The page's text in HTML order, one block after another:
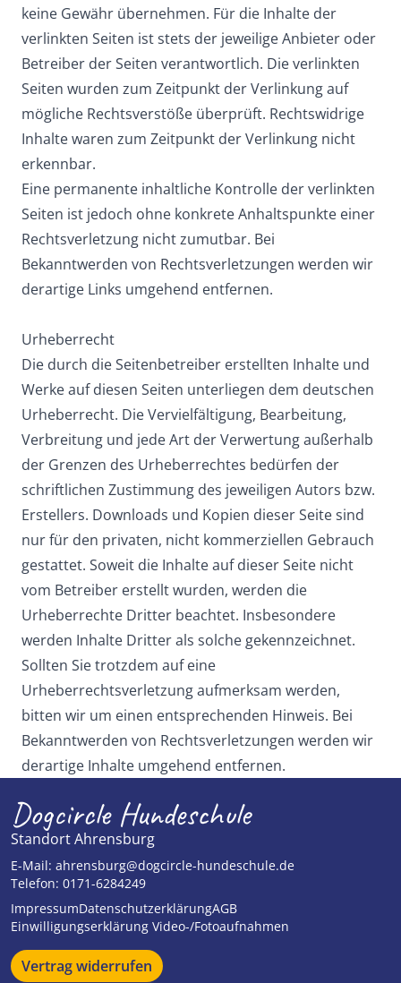
keine Gewähr übernehmen. Für die Inhalte der
verlinkten Seiten ist stets der jeweilige Anbieter oder
Betreiber der Seiten verantwortlich. Die verlinkten
Seiten wurden zum Zeitpunkt der Verlinkung auf
mögliche Rechtsverstöße überprüft. Rechtswidrige
Inhalte waren zum Zeitpunkt der Verlinkung nicht
erkennbar.
Eine permanente inhaltliche Kontrolle der verlinkten
Seiten ist jedoch ohne konkrete Anhaltspunkte einer
Rechtsverletzung nicht zumutbar. Bei
Bekanntwerden von Rechtsverletzungen werden wir
derartige Links umgehend entfernen.
Urheberrecht
Die durch die Seitenbetreiber erstellten Inhalte und
Werke auf diesen Seiten unterliegen dem deutschen
Urheberrecht. Die Vervielfältigung, Bearbeitung,
Verbreitung und jede Art der Verwertung außerhalb
der Grenzen des Urheberrechtes bedürfen der
schriftlichen Zustimmung des jeweiligen Autors bzw.
Erstellers. Downloads und Kopien dieser Seite sind
nur für den privaten, nicht kommerziellen Gebrauch
gestattet. Soweit die Inhalte auf dieser Seite nicht
vom Betreiber erstellt wurden, werden die
Urheberrechte Dritter beachtet. Insbesondere
werden Inhalte Dritter als solche gekennzeichnet.
Sollten Sie trotzdem auf eine
Urheberrechtsverletzung aufmerksam werden,
bitten wir um einen entsprechenden Hinweis. Bei
Bekanntwerden von Rechtsverletzungen werden wir
derartige Inhalte umgehend entfernen.
Dogcircle Hundeschule
Standort Ahrensburg
E-Mail: ahrensburg@dogcircle-hundeschule.de
Telefon: 0171-6284249
ImpressumDatenschutzerklärungAGB
Einwilligungserklärung Video-/Fotoaufnahmen
Vertrag widerrufen